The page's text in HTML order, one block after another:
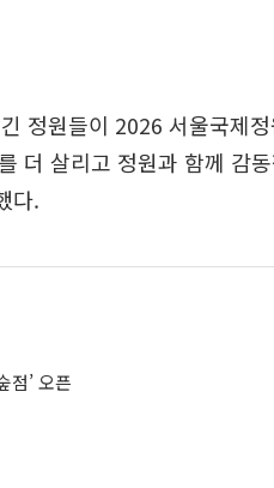
정원들이 2026 서울국제
더 살리고 정원과 함께 감
다.
점’ 오픈